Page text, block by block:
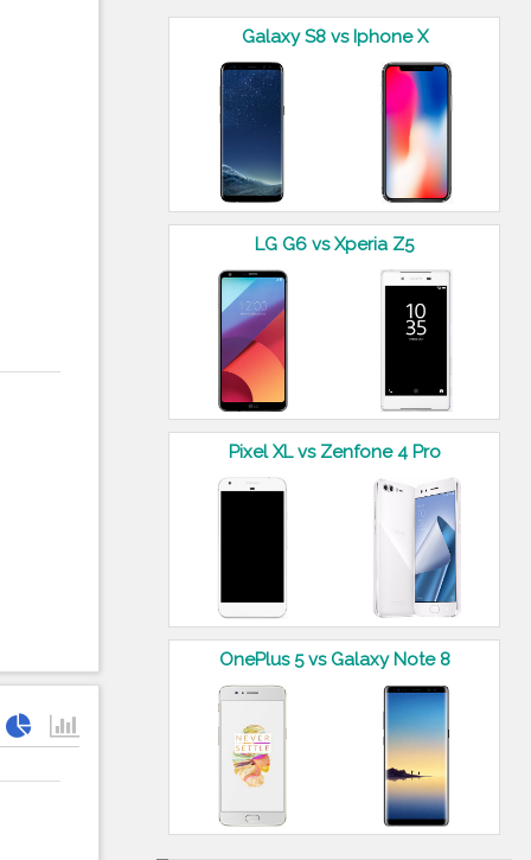
Galaxy S8 vs Iphone X
LG G6 vs Xperia Z5
Pixel XL vs Zenfone 4 Pro
OnePlus 5 vs Galaxy Note 8